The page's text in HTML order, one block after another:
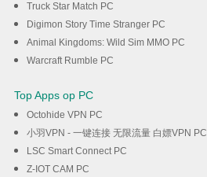
Truck Star Match PC
Digimon Story Time Stranger PC
Animal Kingdoms: Wild Sim MMO PC
Warcraft Rumble PC
Top Apps op PC
Octohide VPN PC
小羽VPN - 一键连接 无限流量 白嫖VPN PC
LSC Smart Connect PC
Z-IOT CAM PC